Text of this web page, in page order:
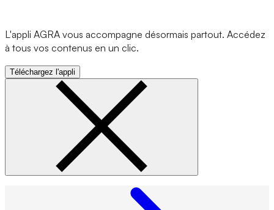
L'appli AGRA vous accompagne désormais partout. Accédez
à tous vos contenus en un clic.
Téléchargez l'appli